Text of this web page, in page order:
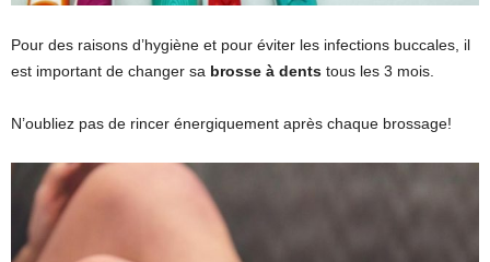
Pour des raisons d’hygiène et pour éviter les infections buccales, il
est important de changer sa brosse à dents tous les 3 mois.
N’oubliez pas de rincer énergiquement après chaque brossage!